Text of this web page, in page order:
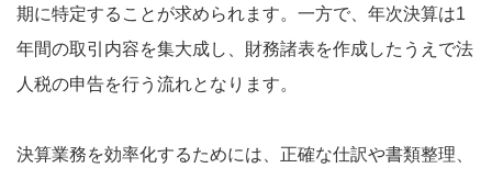
期に特定することが求められます。一方で、年次決算は1
年間の取引内容を集大成し、財務諸表を作成したうえで法
人税の申告を行う流れとなります。
決算業務を効率化するためには、正確な仕訳や書類整理、